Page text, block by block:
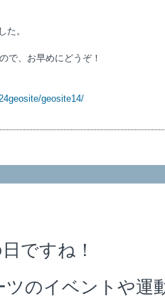
た。
で、お早めにどうぞ！
geosite14/
ですね！
のイベントや運